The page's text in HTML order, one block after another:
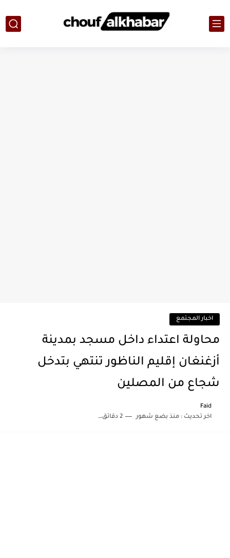
اخبار المجتمع
محاولة اعتداء داخل مسجد بمدينة
أزغنغان إقليم الناظور تنتهي بتدخل
شجاع من المصلين
Faid
اخر تحديث :منذ بضع شهور 2 دقائق للقراءة